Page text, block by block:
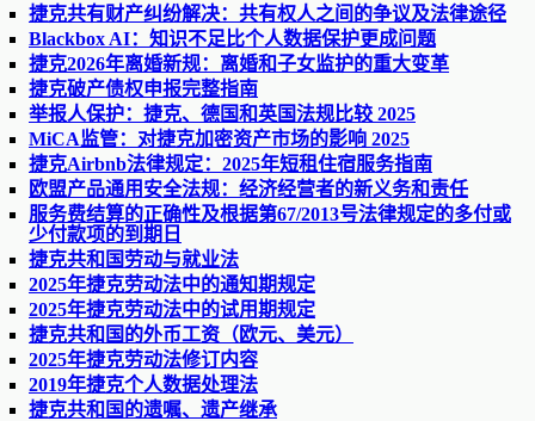
捷克共有财产纠纷解决：共有权人之间的争议及法律途径
Blackbox AI：知识不足比个人数据保护更成问题
捷克2026年离婚新规：离婚和子女监护的重大变革
捷克破产债权申报完整指南
举报人保护：捷克、德国和英国法规比较 2025
MiCA监管：对捷克加密资产市场的影响 2025
捷克Airbnb法律规定：2025年短租住宿服务指南
欧盟产品通用安全法规：经济经营者的新义务和责任
服务费结算的正确性及根据第67/2013号法律规定的多付或
少付款项的到期日
捷克共和国劳动与就业法
2025年捷克劳动法中的通知期规定
2025年捷克劳动法中的试用期规定
捷克共和国的外币工资（欧元、美元）
2025年捷克劳动法修订内容
2019年捷克个人数据处理法
捷克共和国的遗嘱、遗产继承